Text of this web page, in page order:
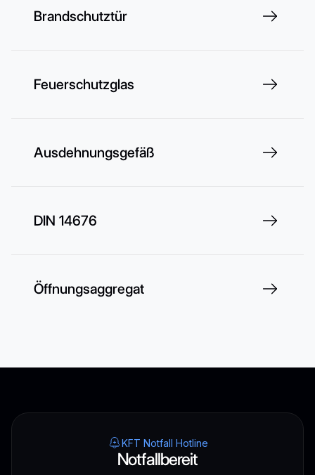
Brandschutztür
Feuerschutzglas
Ausdehnungsgefäß
DIN 14676
Öffnungsaggregat
KFT Notfall Hotline
Notfallbereit